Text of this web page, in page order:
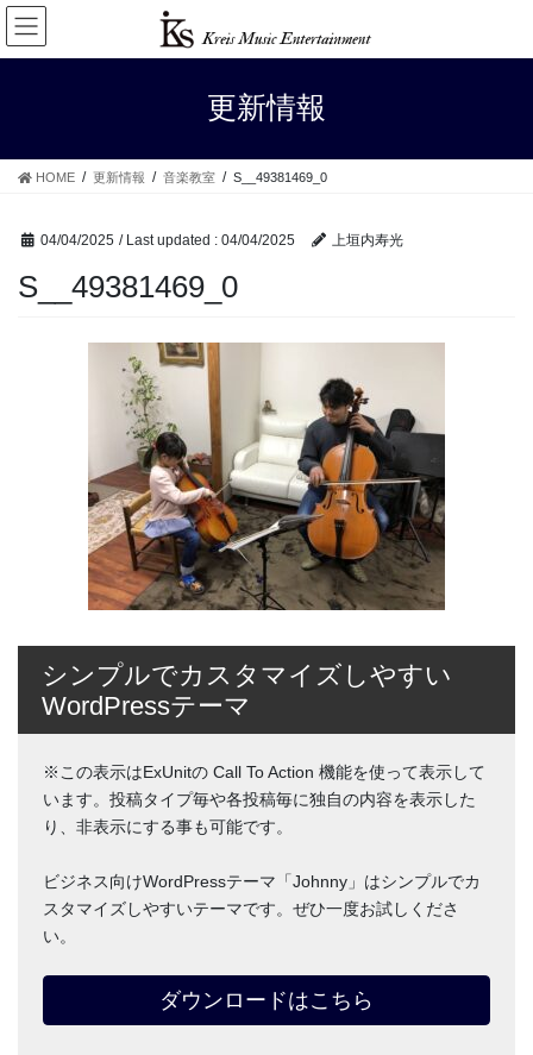
Skip
the
Skip
the
更新情報
HOME 更新情報 音楽教室 S__49381469_0
04/04/2025 / Last updated : 04/04/2025 上垣内寿光
S__49381469_0
シンプルでカスタマイズしやすい
WordPressテーマ
※この表示はExUnitの Call To Action 機能を使って表示して
います。投稿タイプ毎や各投稿毎に独自の内容を表示した
り、非表示にする事も可能です。
ビジネス向けWordPressテーマ「Johnny」はシンプルでカ
スタマイズしやすいテーマです。ぜひ一度お試しくださ
い。
ダウンロードはこちら